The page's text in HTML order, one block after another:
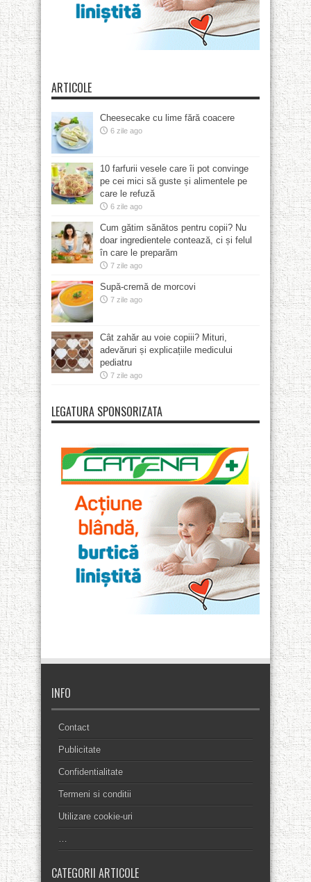
ARTICOLE
Cheesecake cu lime fără coacere
6 zile ago
10 farfurii vesele care îi pot convinge
pe cei mici să guste și alimentele pe
care le refuză
6 zile ago
Cum gătim sănătos pentru copii? Nu
doar ingredientele contează, ci și felul
în care le preparăm
7 zile ago
Supă-cremă de morcovi
7 zile ago
Cât zahăr au voie copiii? Mituri,
adevăruri și explicațiile medicului
pediatru
7 zile ago
LEGATURA SPONSORIZATA
INFO
Contact
Publicitate
Confidentialitate
Termeni si conditii
Utilizare cookie-uri
CATEGORII ARTICOLE